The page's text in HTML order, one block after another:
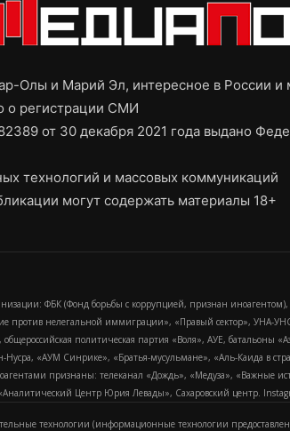
Олы и Марий Эл, интересное в России
о регистрации СМИ
от 30 декабря 2021 года выдано
технологий и массовых коммуникаций
могут содержать материалы 18+
ФБК (Фонд борьбы с коррупцией, признан
против нелегальной иммиграции», «Правый сектор»,
общероссийская политическая партия «Воля», АУЕ,
Нусра, «АУМ Синрике», «Братья-мусульмане», «Аль-Каида в
признаны: телеканал «Дождь», «Медуза», «Важные
Центр Юрия Левады», Сахаровский центр.
технологии (информационные технологии